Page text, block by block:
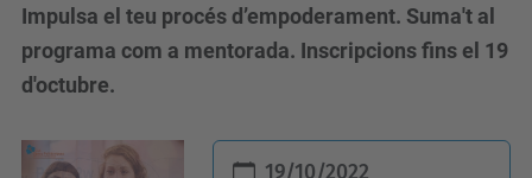
Impulsa el teu procés d’empoderament. Suma't al
programa com a mentorada. Inscripcions fins el 19
d'octubre.
h
19/10/2022